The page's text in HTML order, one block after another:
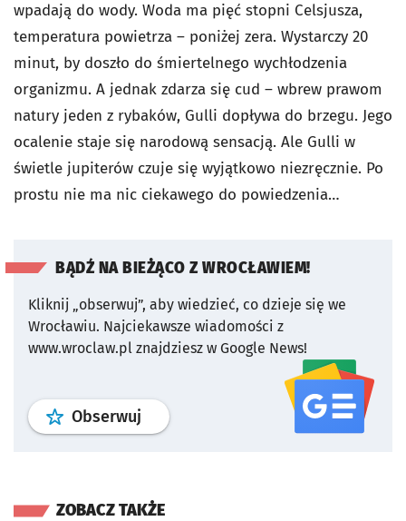
wpadają do wody. Woda ma pięć stopni Celsjusza,
temperatura powietrza – poniżej zera. Wystarczy 20
minut, by doszło do śmiertelnego wychłodzenia
organizmu. A jednak zdarza się cud – wbrew prawom
natury jeden z rybaków, Gulli dopływa do brzegu. Jego
ocalenie staje się narodową sensacją. Ale Gulli w
świetle jupiterów czuje się wyjątkowo niezręcznie. Po
prostu nie ma nic ciekawego do powiedzenia…
BĄDŹ NA BIEŻĄCO Z WROCŁAWIEM!
Kliknij „obserwuj”, aby wiedzieć, co dzieje się we
Wrocławiu. Najciekawsze wiadomości z
www.wroclaw.pl znajdziesz w Google News!
Obserwuj profil serwisu
ZOBACZ TAKŻE